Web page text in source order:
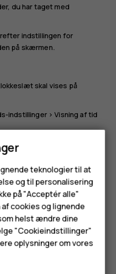
du har taget med
indstillingen for
på skærmen.
skal vises på
indstillinger>Visning af tid
vist på startskærmen.
Autoopdat. af tidtilTil.
teknologier til at
og til personalisering
på "Acceptér alle"
cookies og lignende
helst ændre dine
"Cookieindstillinger"
oplysninger om vores